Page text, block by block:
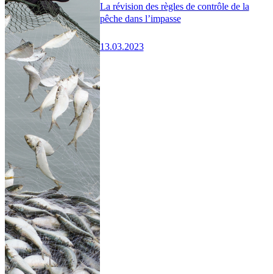
La révision des règles de contrôle de la
pêche dans l’impasse
13.03.2023